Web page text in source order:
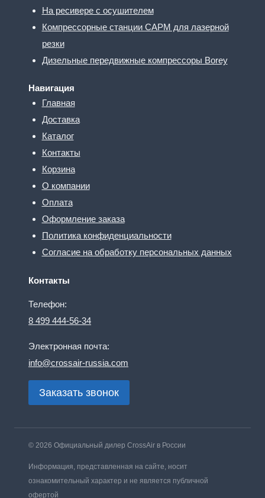
На ресивере с осушителем
Компрессорные станции CAPM для лазерной
резки
Дизельные передвижные компрессоры Borey
Навигация
Главная
Доставка
Каталог
Контакты
Корзина
О компании
Оплата
Оформление заказа
Политика конфиденциальности
Согласие на обработку персональных данных
Контакты
Телефон:
8 499 444-56-34
Электронная почта:
info@crossair-russia.com
Заказать звонок
© 2026 Официальный дилер CrossAir в России
Информация, представленная на сайте, носит
ознакомительный характер и не является публичной
офертой